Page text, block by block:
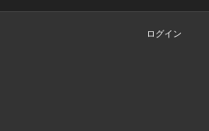
ログイン